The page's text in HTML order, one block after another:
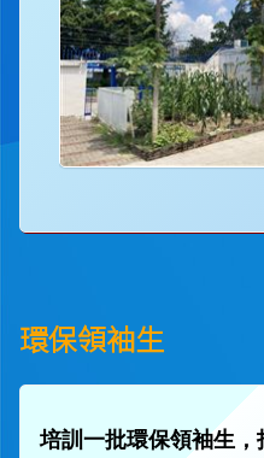
環保領袖生
培訓一批環保領袖生